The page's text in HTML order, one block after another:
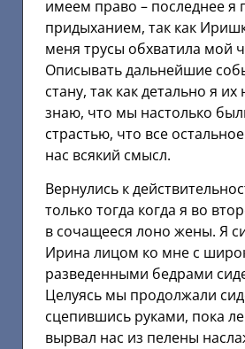
имеем право – последнее я
придыханием, так как
меня трусы обхватила мой
Описывать дальнейшие
стану, так как детально я
знаю, что мы настолько
страстью, что все
нас всякий смысл.
Вернулись к
только тогда когда я во
в сочащееся лоно жены. Я
Ирина лицом ко мне с
разведенными бедрами
Целуясь мы продолжали
сцепившись руками, пока
вырвал нас из пелены